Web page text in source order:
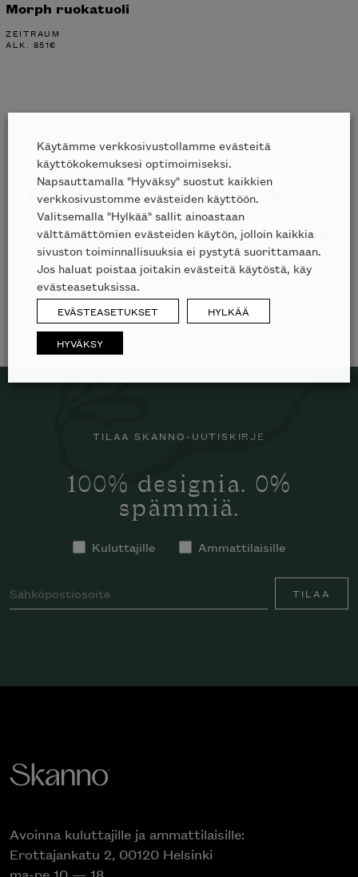
Morph ruokatuoli
ZEITRAUM
ALK. 851€
Etkö löytänyt etsimääsi?
Tiesithän, että kauttamme on mahdollista tilata
kaikkien edustamiemme merkkien tuotteita, jotka
eivät ole esillä nettisivuillamme? Tiedustele lisää
puhelimitse09 612 9440tai sähköpostilla
sales@skanno.fi.
TILAA SKANNO-UUTISKIRJE
100% designia. 0%
spämmiä.
Kuluttajille Ammattilaisille
TILAA
Avoinna kuluttajille ja ammattilaisille:
Erottajankatu 2, 00120 Helsinki
Käytämme verkkosivustollamme evästeitä
käyttökokemuksesi optimoimiseksi.
Napsauttamalla "Hyväksy" suostut kaikkien
verkkosivustomme evästeiden käyttöön.
Valitsemalla "Hylkää" sallit ainoastaan
välttämättömien evästeiden käytön, jolloin kaikkia
sivuston toiminnallisuuksia ei pystytä suorittamaan.
Jos haluat poistaa joitakin evästeitä käytöstä, käy
evästeasetuksissa.
EVÄSTEASETUKSET HYLKÄÄ
HYVÄKSY